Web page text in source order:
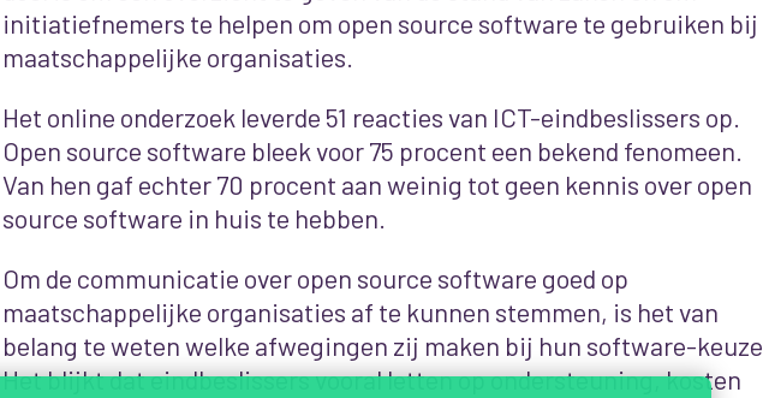
initiatiefnemers te helpen om open source software te gebruiken bij
maatschappelijke organisaties.
Het online onderzoek leverde 51 reacties van ICT-eindbeslissers op.
Open source software bleek voor 75 procent een bekend fenomeen.
Van hen gaf echter 70 procent aan weinig tot geen kennis over open
source software in huis te hebben.
Om de communicatie over open source software goed op
maatschappelijke organisaties af te kunnen stemmen, is het van
belang te weten welke afwegingen zij maken bij hun software-keuze.
Het blijkt dat eindbeslissers vooral letten op ondersteuning, kosten